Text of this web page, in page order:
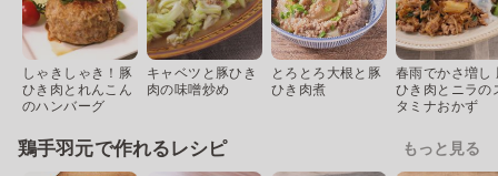
しゃきしゃき！豚
ひき肉とれんこん
のハンバーグ
キャベツと豚ひき
肉の味噌炒め
とろとろ大根と豚
ひき肉煮
春雨でかさ増し
ひき肉とニラの
タミナおかず
鶏手羽元で作れるレシピ もっと見る